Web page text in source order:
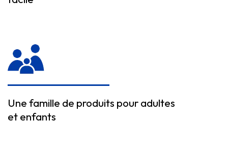
Une famille de produits pour adultes
et enfants